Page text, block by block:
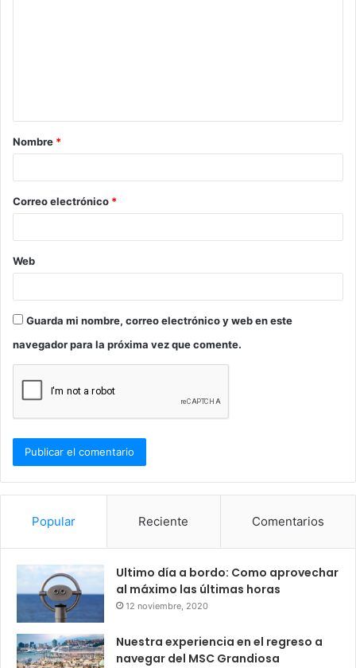
a
r
*
Nombre *
Correo electrónico *
Web
Guarda mi nombre, correo electrónico y web en este
navegador para la próxima vez que comente.
Popular Reciente Comentarios
Ultimo día a bordo: Como aprovechar
al máximo las últimas horas
12 noviembre, 2020
Nuestra experiencia en el regreso a
navegar del MSC Grandiosa